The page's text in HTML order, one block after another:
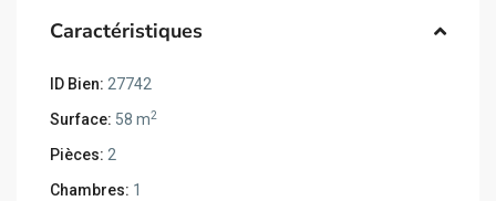
Caractéristiques
ID Bien: 27742
Surface: 58 m2
Pièces: 2
Chambres: 1